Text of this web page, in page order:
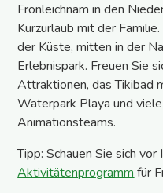
Fronleichnam in den
Kurzurlaub mit der
der Küste, mitten in der
Erlebnispark. Freuen Sie
Attraktionen, das Tikibad
Waterpark Playa und
Animationsteams.
Tipp: Schauen Sie sich
Aktivitätenprogramm für